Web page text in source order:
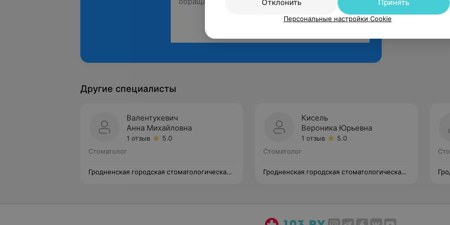
Другие специалисты
Валентукевич
Анна Михайловна
1 отзыв
5.0
Стоматолог
Гродненская городская стоматологическая
Кисель
Вероника Юрьевна
1 отзыв
5.0
Стоматолог
Гродненская городская стоматологическая
Отклонить
Принять
Персональные настройки Cookie